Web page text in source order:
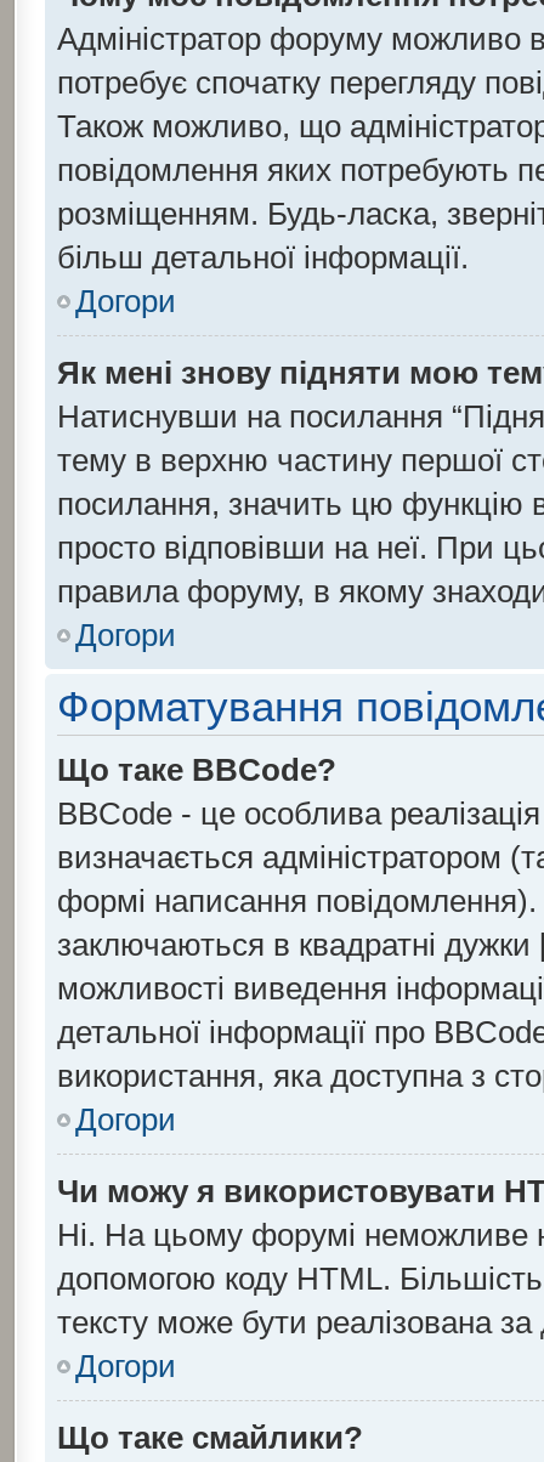
Адміністратор форуму
потребує спочатку перегляду
Також можливо, що
повідомлення яких потребують
розміщенням. Будь-ласка,
більш детальної інформації.
Догори
Як мені знову підняти мою
Натиснувши на посилання
тему в верхню частину першої
посилання, значить цю функцію
просто відповівши на неї. При
правила форуму, в якому
Догори
Форматування
Що таке BBCode?
BBCode - це особлива
визначається адміністратором
формі написання
заключаються в квадратні дужки
можливості виведення
детальної інформації про
використання, яка доступна з
Догори
Чи можу я використовувати
Ні. На цьому форумі неможливе
допомогою коду HTML.
тексту може бути реалізована
Догори
Що таке смайлики?